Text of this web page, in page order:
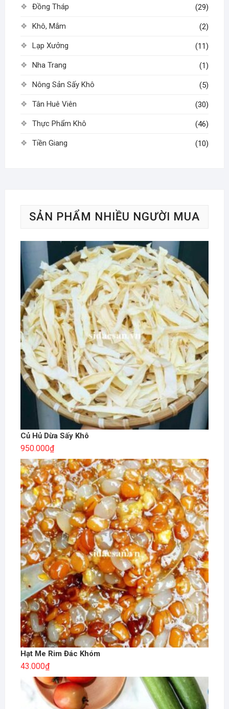
Đồng Tháp (29)
Khô, Mắm (2)
Lạp Xưởng (11)
Nha Trang (1)
Nông Sản Sấy Khô (5)
Tân Huê Viên (30)
Thực Phẩm Khô (46)
Tiền Giang (10)
SẢN PHẨM NHIỀU NGƯỜI MUA
Củ Hủ Dừa Sấy Khô
950.000₫
Hạt Me Rim Đác Khóm
43.000₫